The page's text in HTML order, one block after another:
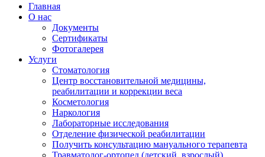
Главная
О нас
Документы
Сертификаты
Фотогалерея
Услуги
Стоматология
Центр восстановительной медицины,
реабилитации и коррекции веса
Косметология
Наркология
Лабораторные исследования
Отделение физической реабилитации
Получить консультацию мануального терапевта
Травматолог-ортопед (детский, взрослый)